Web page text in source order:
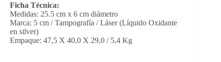
Ficha Técnica:
Medidas: 25.5 cm x 6 cm diámetro
Marca: 5 cm / Tampografía / Láser (Líquido Oxidante
en silver)
Empaque: 47,5 X 40,0 X 29,0 / 5,4 Kg